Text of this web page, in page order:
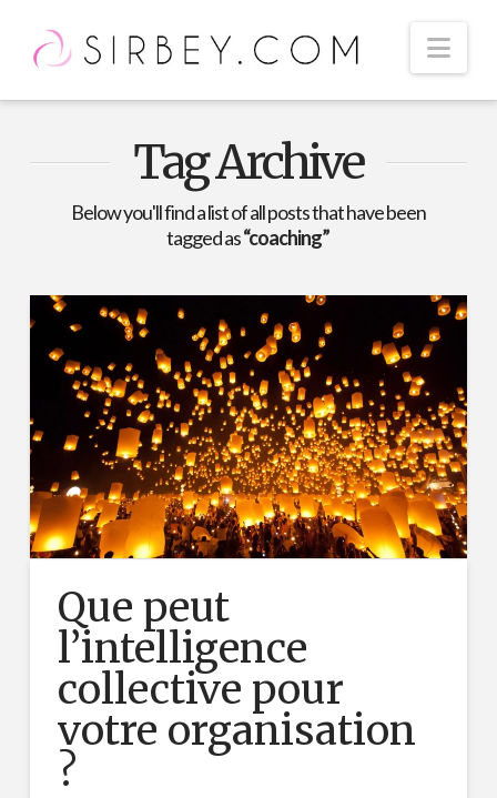
Tag Archive
Below you'll find a list of all posts that have been
tagged as“coaching”
Que peut
l’intelligence
collective pour
votre organisation
?